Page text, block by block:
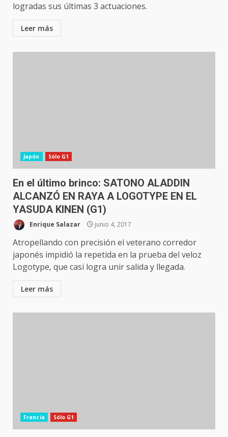
logradas sus últimas 3 actuaciones.
Leer más
Japón Sólo G1
En el último brinco: SATONO ALADDIN
ALCANZÓ EN RAYA A LOGOTYPE EN EL
YASUDA KINEN (G1)
Enrique Salazar junio 4, 2017
Atropellando con precisión el veterano corredor
japonés impidió la repetida en la prueba del veloz
Logotype, que casi logra unir salida y llegada.
Leer más
Francia Sólo G1